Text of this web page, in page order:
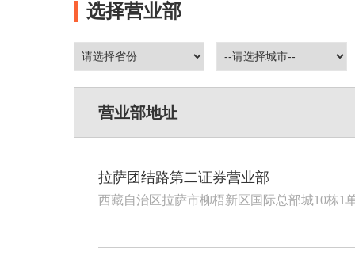
选择营业部
营业部地址
拉萨团结路第二证券营业部
西藏自治区拉萨市柳梧新区国际总部城10栋1